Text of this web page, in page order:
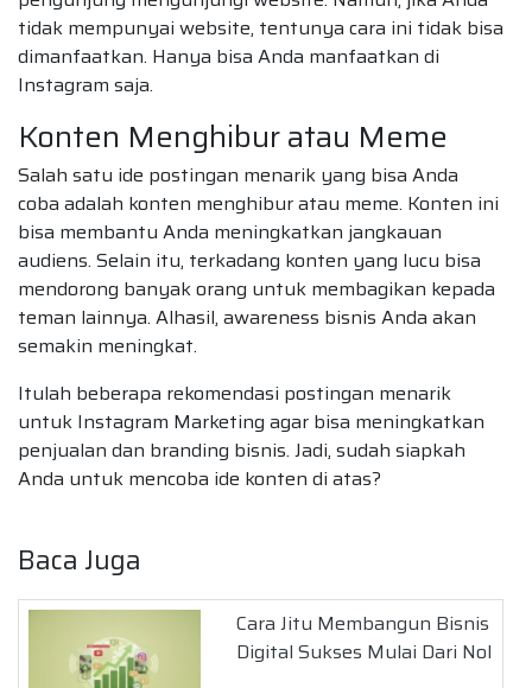
tidak mempunyai website, tentunya cara ini tidak bisa
dimanfaatkan. Hanya bisa Anda manfaatkan di
Instagram saja.
Konten Menghibur atau Meme
Salah satu ide postingan menarik yang bisa Anda
coba adalah konten menghibur atau meme. Konten ini
bisa membantu Anda meningkatkan jangkauan
audiens. Selain itu, terkadang konten yang lucu bisa
mendorong banyak orang untuk membagikan kepada
teman lainnya. Alhasil, awareness bisnis Anda akan
semakin meningkat.
Itulah beberapa rekomendasi postingan menarik
untuk Instagram Marketing agar bisa meningkatkan
penjualan dan branding bisnis. Jadi, sudah siapkah
Anda untuk mencoba ide konten di atas?
Baca Juga
Cara Jitu Membangun Bisnis
Digital Sukses Mulai Dari Nol